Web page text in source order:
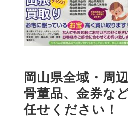
岡山県全域・周
骨董品、金券な
任せください！